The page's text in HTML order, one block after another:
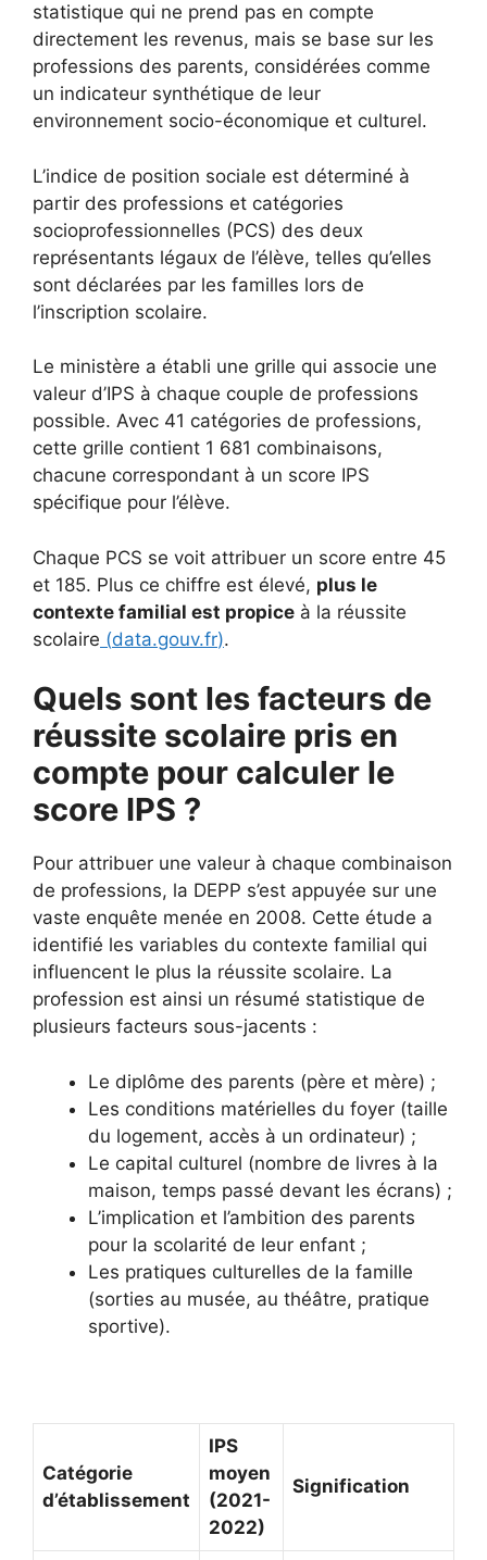
statistique qui ne prend pas en compte
directement les revenus, mais se base sur les
professions des parents, considérées comme
un indicateur synthétique de leur
environnement socio-économique et culturel.
L’indice de position sociale est déterminé à
partir des professions et catégories
socioprofessionnelles (PCS) des deux
représentants légaux de l’élève, telles qu’elles
sont déclarées par les familles lors de
l’inscription scolaire.
Le ministère a établi une grille qui associe une
valeur d’IPS à chaque couple de professions
possible. Avec 41 catégories de professions,
cette grille contient 1 681 combinaisons,
chacune correspondant à un score IPS
spécifique pour l’élève.
Chaque PCS se voit attribuer un score entre 45
et 185. Plus ce chiffre est élevé, plus le
contexte familial est propice à la réussite
scolaire (data.gouv.fr).
Quels sont les facteurs de
réussite scolaire pris en
compte pour calculer le
score IPS ?
Pour attribuer une valeur à chaque combinaison
de professions, la DEPP s’est appuyée sur une
vaste enquête menée en 2008. Cette étude a
identifié les variables du contexte familial qui
influencent le plus la réussite scolaire. La
profession est ainsi un résumé statistique de
plusieurs facteurs sous-jacents :
Le diplôme des parents (père et mère) ;
Les conditions matérielles du foyer (taille
du logement, accès à un ordinateur) ;
Le capital culturel (nombre de livres à la
maison, temps passé devant les écrans) ;
L’implication et l’ambition des parents
pour la scolarité de leur enfant ;
Les pratiques culturelles de la famille
(sorties au musée, au théâtre, pratique
sportive).
Catégorie
d’établissement
IPS
moyen
(2021-
2022)
Signification